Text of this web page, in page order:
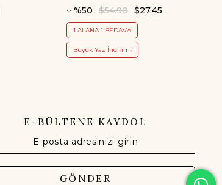
%50 $27.45
$54.90
1 ALANA 1 BEDAVA
Büyük Yaz İndirimi
E-BÜLTENE KAYDOL
GÖNDER